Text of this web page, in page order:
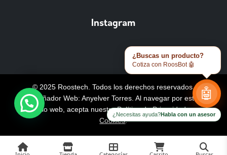
Instagram
© 2025 Roostech. Todos los derechos reservados.
Diseñador Web: Anyelver Torres. Al navegar por este
sitio web, acepta nuestraPolítica de Privacidad y
Cookies.
¿Buscas un producto?
Cotiza con RoosBot 🤖
🤖
¿Necesitas ayuda?Habla con un asesor